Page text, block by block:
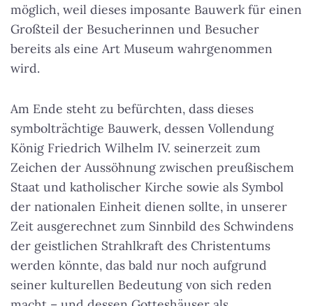
möglich, weil dieses imposante Bauwerk für einen
Großteil der Besucherinnen und Besucher
bereits als eine Art Museum wahrgenommen
wird.
Am Ende steht zu befürchten, dass dieses
symbolträchtige Bauwerk, dessen Vollendung
König Friedrich Wilhelm IV. seinerzeit zum
Zeichen der Aussöhnung zwischen preußischem
Staat und katholischer Kirche sowie als Symbol
der nationalen Einheit dienen sollte, in unserer
Zeit ausgerechnet zum Sinnbild des Schwindens
der geistlichen Strahlkraft des Christentums
werden könnte, das bald nur noch aufgrund
seiner kulturellen Bedeutung von sich reden